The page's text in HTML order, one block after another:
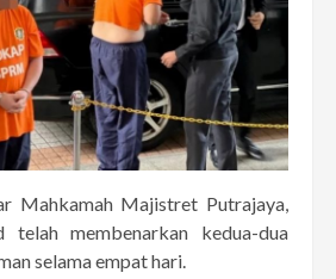
Mahkamah Majistret Putrajaya,
membenarkan kedua-dua
selama empat hari.